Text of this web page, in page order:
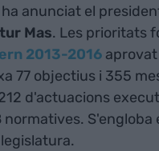
anunciat el
Mas. Les prioritats
2013-2016
77 objectius i 355
d'actuacions
normatives. S'engloba